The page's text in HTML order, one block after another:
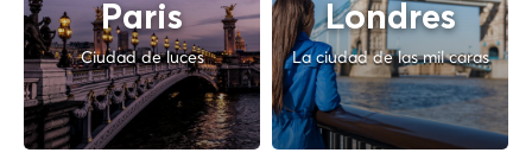
Paris
Ciudad de luces
Londres
La ciudad de las mil caras